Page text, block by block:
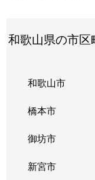
和歌山県の市
和歌山市
橋本市
御坊市
新宮市